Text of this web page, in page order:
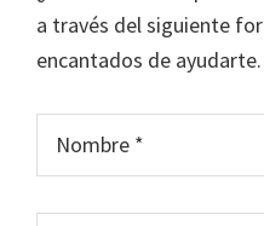
a través del siguiente
encantados de ayudarte.